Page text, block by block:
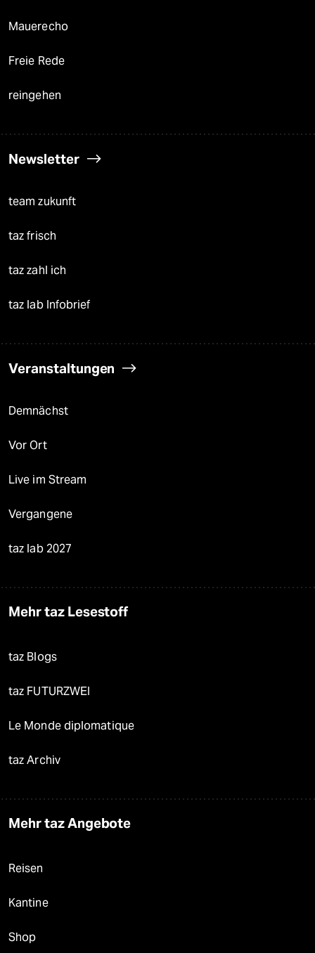
Mauerecho
Freie Rede
reingehen
Newsletter
team zukunft
taz frisch
taz zahl ich
taz lab Infobrief
Veranstaltungen
Demnächst
Vor Ort
Live im Stream
Vergangene
taz lab 2027
Mehr taz Lesestoff
taz Blogs
taz FUTURZWEI
Le Monde diplomatique
taz Archiv
Mehr taz Angebote
Reisen
Kantine
Shop